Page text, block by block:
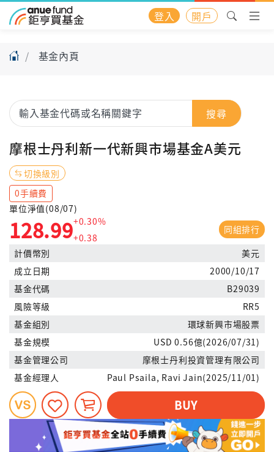
登入 開戶
基金內頁
搜尋
摩根士丹利新一代新興市場基金A美元
切換級別
0手續費
單位淨值(08/07)
128.99+0.30%
+0.38
同組排行
計價幣別
美元
成立日期
2000/10/17
基金代碼
B29039
風險等級
RR5
基金組別
環球新興市場股票
基金規模
USD 0.56億(2026/07/31)
基金管理公司
摩根士丹利投資管理有限公司
基金經理人
Paul Psaila, Ravi Jain(2025/11/01)
BUY